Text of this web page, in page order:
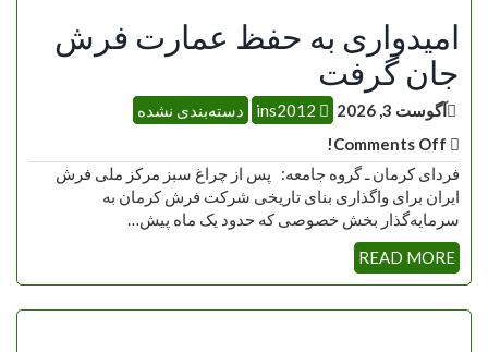
امیدواری به حفظ عمارت فرش
جان گرفت
آگوست 3, 2026
دسته‌بندی نشده
فردای کرمان ـ گروه جامعه: پس از چراغ سبز مرکز ملی فرش
ایران برای واگذاری بنای تاریخی شرکت فرش کرمان به
سرمایه‌گذار بخش خصوصی که حدود یک ماه پیش…
READ MORE